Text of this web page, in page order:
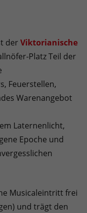
der Viktorianische
Platz Teil der
Feuerstellen,
Warenangebot
Laternenlicht,
Epoche und
Musicaleintritt frei
und trägt den